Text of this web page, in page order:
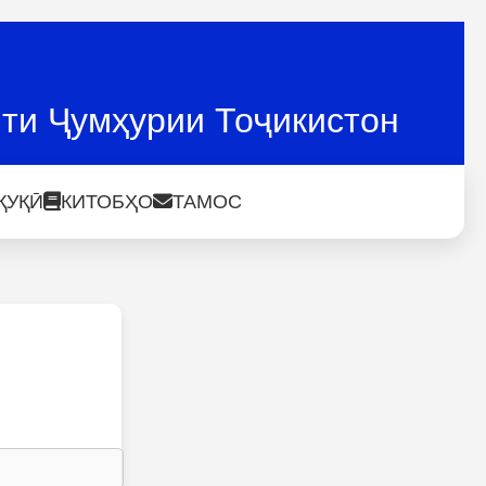
Ҷумҳурии Тоҷикистон
КИТОБҲО ТАМОС